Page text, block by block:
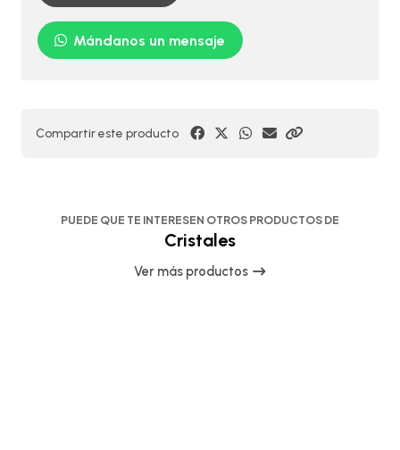
Mándanos un mensaje
Compartir este producto
PUEDE QUE TE INTERESEN OTROS PRODUCTOS DE
Cristales
Ver más productos